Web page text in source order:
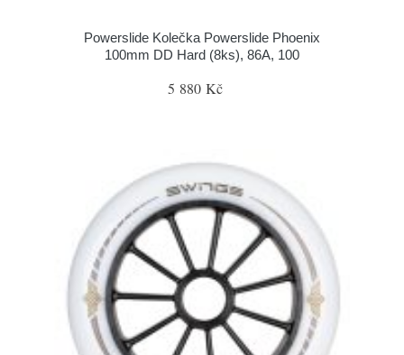
Powerslide Kolečka Powerslide Phoenix
100mm DD Hard (8ks), 86A, 100
5 880 Kč